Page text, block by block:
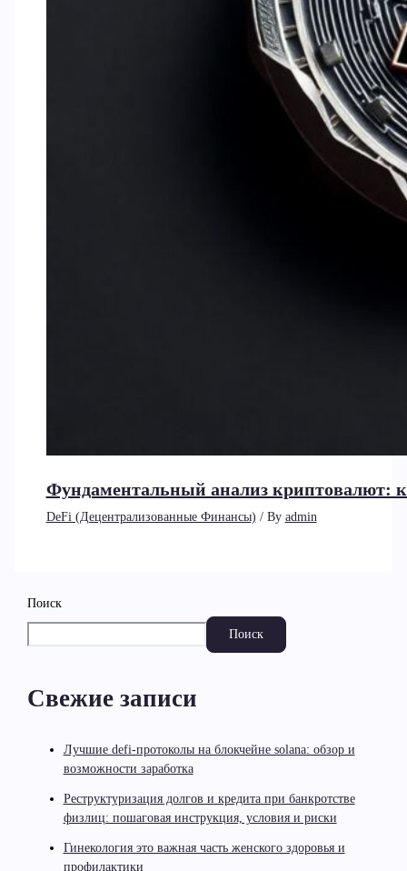
Фундаментальный анализ криптовалют:
DeFi (Децентрализованные Финансы) / By admin
Поиск
Поиск
Свежие записи
Лучшие defi-протоколы на блокчейне solana: обзор и
возможности заработка
Реструктуризация долгов и кредита при банкротстве
физлиц: пошаговая инструкция, условия и риски
Гинекология это важная часть женского здоровья и
профилактики